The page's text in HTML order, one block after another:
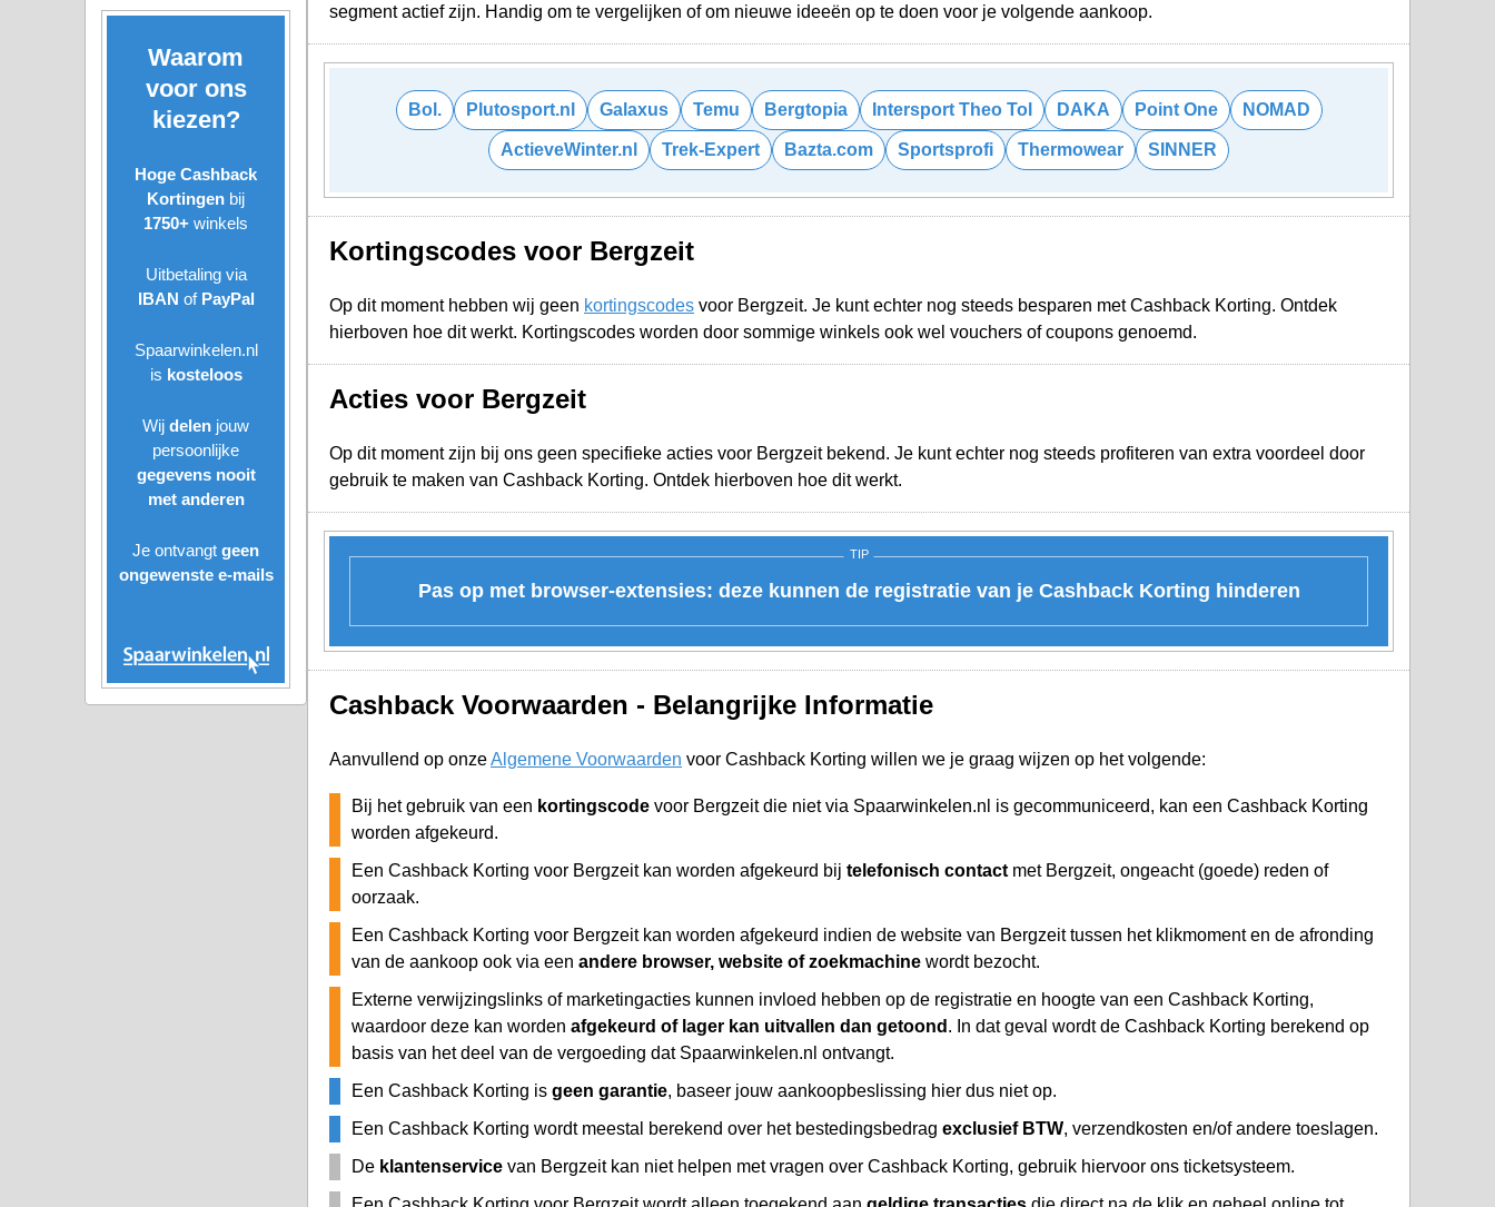
Waarom
voor ons
kiezen?
Hoge Cashback
Kortingen bij
1750+ winkels
Uitbetaling via
IBAN of PayPal
Spaarwinkelen.nl
is kosteloos
Wij delen jouw
persoonlijke
gegevens nooit
met anderen
Je ontvangt geen
ongewenste e-mails
segment actief zijn. Handig om te vergelijken of om nieuwe ideeën op te doen voor je volgende aankoop.
Bol. Plutosport.nl Galaxus Temu Bergtopia Intersport Theo Tol DAKA Point One NOMAD
ActieveWinter.nl Trek-Expert Bazta.com Sportsprofi Thermowear SINNER
Kortingscodes voor Bergzeit
Op dit moment hebben wij geen kortingscodes voor Bergzeit. Je kunt echter nog steeds besparen met Cashback Korting. Ontdek
hierboven hoe dit werkt. Kortingscodes worden door sommige winkels ook wel vouchers of coupons genoemd.
Acties voor Bergzeit
Op dit moment zijn bij ons geen specifieke acties voor Bergzeit bekend. Je kunt echter nog steeds profiteren van extra voordeel door
gebruik te maken van Cashback Korting. Ontdek hierboven hoe dit werkt.
TIP
Pas op met browser-extensies: deze kunnen de registratie van je Cashback Korting hinderen
Cashback Voorwaarden - Belangrijke Informatie
Aanvullend op onzeAlgemene Voorwaarden voor Cashback Korting willen we je graag wijzen op het volgende:
Bij het gebruik van een kortingscode voor Bergzeit die niet via Spaarwinkelen.nl is gecommuniceerd, kan een Cashback Korting
worden afgekeurd.
Een Cashback Korting voor Bergzeit kan worden afgekeurd bij telefonisch contact met Bergzeit, ongeacht (goede) reden of
oorzaak.
Een Cashback Korting voor Bergzeit kan worden afgekeurd indien de website van Bergzeit tussen het klikmoment en de afronding
van de aankoop ook via een andere browser, website of zoekmachine wordt bezocht.
Externe verwijzingslinks of marketingacties kunnen invloed hebben op de registratie en hoogte van een Cashback Korting,
waardoor deze kan worden afgekeurd of lager kan uitvallen dan getoond . In dat geval wordt de Cashback Korting berekend op
basis van het deel van de vergoeding dat Spaarwinkelen.nl ontvangt.
Een Cashback Korting is geen garantie, baseer jouw aankoopbeslissing hier dus niet op.
Een Cashback Korting wordt meestal berekend over het bestedingsbedrag exclusief BTW, verzendkosten en/of andere toeslagen.
De klantenservice van Bergzeit kan niet helpen met vragen over Cashback Korting, gebruik hiervoor ons ticketsysteem.